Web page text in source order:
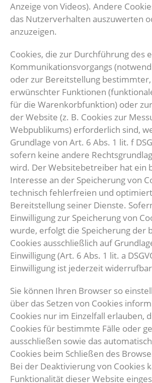
Anzeige von Videos). Andere
das Nutzerverhalten auszuwerten
anzuzeigen.
Cookies, die zur Durchführung des
Kommunikationsvorgangs
oder zur Bereitstellung
erwünschter Funktionen
für die Warenkorbfunktion) oder
der Website (z. B. Cookies zur
Webpublikums) erforderlich sind,
Grundlage von Art. 6 Abs. 1 lit. f
sofern keine andere
wird. Der Websitebetreiber hat ein
Interesse an der Speicherung von
technisch fehlerfreien und
Bereitstellung seiner Dienste.
Einwilligung zur Speicherung von
wurde, erfolgt die Speicherung der
Cookies ausschließlich auf
Einwilligung (Art. 6 Abs. 1 lit. a
Einwilligung ist jederzeit
Sie können Ihren Browser so
über das Setzen von Cookies
Cookies nur im Einzelfall erlauben,
Cookies für bestimmte Fälle oder
ausschließen sowie das
Cookies beim Schließen des
Bei der Deaktivierung von Cookies
Funktionalität dieser Website